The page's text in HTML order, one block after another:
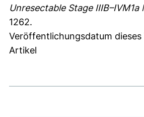
Unresectable Stage
1262.
Veröffentlichungsdatum dieses
Artikel